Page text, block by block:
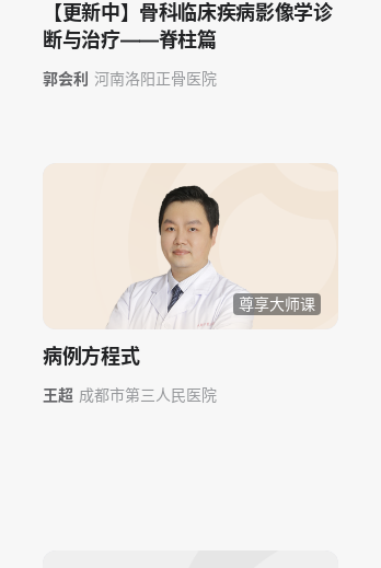
【更新中】骨科临床疾病影像学诊
断与治疗——脊柱篇
郭会利 河南洛阳正骨医院
尊享大师课
病例方程式
王超 成都市第三人民医院